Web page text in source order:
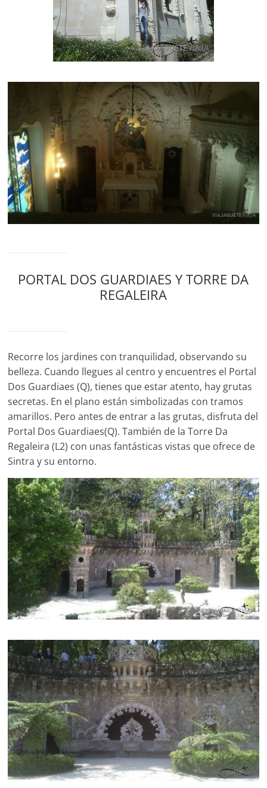
PORTAL DOS GUARDIAES Y TORRE DA
REGALEIRA
Recorre los jardines con tranquilidad, observando su
belleza. Cuando llegues al centro y encuentres el Portal
Dos Guardiaes (Q), tienes que estar atento, hay grutas
secretas. En el plano están simbolizadas con tramos
amarillos. Pero antes de entrar a las grutas, disfruta del
Portal Dos Guardiaes(Q). También de la Torre Da
Regaleira (L2) con unas fantásticas vistas que ofrece de
Sintra y su entorno.